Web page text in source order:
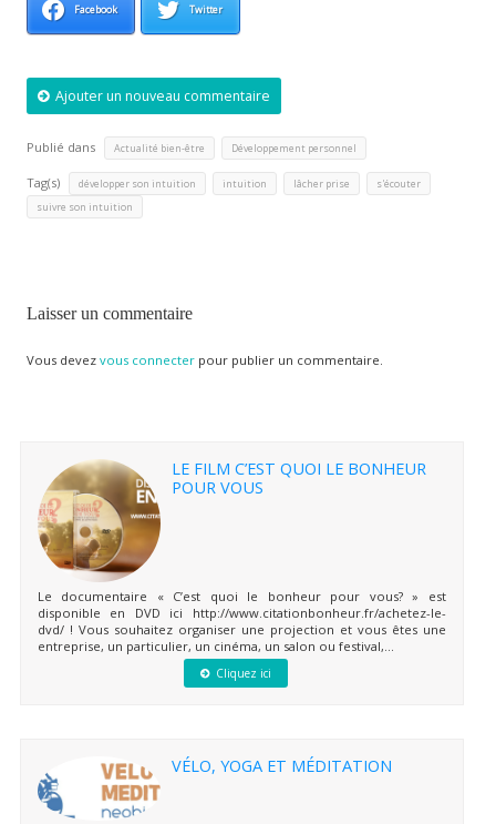
Facebook Twitter
Ajouter un nouveau commentaire
Publié dans Actualité bien-être Développement personnel
Tag(s) développer son intuition intuition lâcher prise s'écouter
suivre son intuition
Laisser un commentaire
Vous devez vous connecterpour publier un commentaire.
LE FILM C’EST QUOI LE BONHEUR
POUR VOUS
Le documentaire « C’est quoi le bonheur pour vous? » est
disponible en DVD ici http://www.citationbonheur.fr/achetez-le-
dvd/ ! Vous souhaitez organiser une projection et vous êtes une
entreprise, un particulier, un cinéma, un salon ou festival,...
Cliquez ici
VÉLO, YOGA ET MÉDITATION